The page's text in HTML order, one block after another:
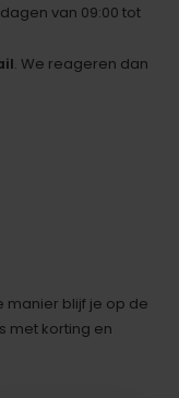
van 09:00 tot
. We reageren dan
manier blijf je op de
met korting en